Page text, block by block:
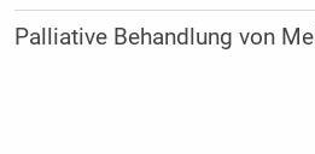
Palliative Behandlung von